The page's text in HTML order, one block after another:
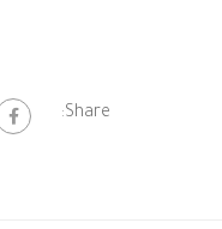
Share: